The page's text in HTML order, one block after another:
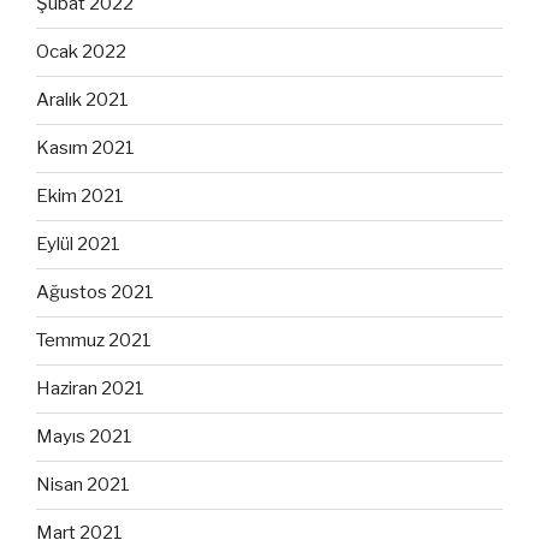
Ocak 2022
Aralık 2021
Kasım 2021
Ekim 2021
Eylül 2021
Ağustos 2021
Temmuz 2021
Haziran 2021
Mayıs 2021
Nisan 2021
Mart 2021